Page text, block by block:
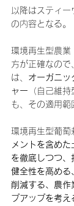
以降はスティ
の内容となる。
環境再生型農業
方が正確なので
は、 オーガニッ
ャー （自己維
も、その適用範
環境再生型葡萄
メントを含め
を徹底しつつ、
健全性を高める
削減する、農作
プアップを考え